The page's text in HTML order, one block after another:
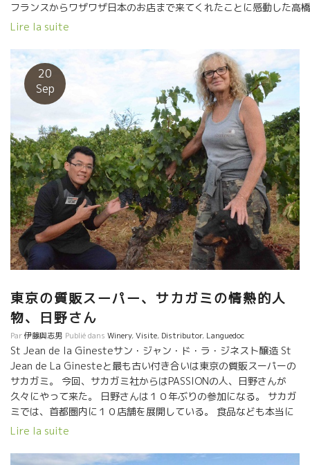
フランスからワザワザ日本のお店まで来てくれたことに感動した高
長。 自分の店にある商品の原点、トレサビリティーを最重要視する
け、ただ本物だけでは、商品は売れていかない。 心から自信をもっ
客様に提供できることが大切。 流石のサカガミ・イズム。 サカガミ
店には、ワイン会やセミナーなど啓蒙するスペースを備えている。
ものを、本物の良さを徹底的に興味あるお客さんにアプローチして
店で売るものには責任がある。やっぱり文句なしに美味しくなけれ
そして、その美味しさの原点をお客様に伝える。ひたすら伝える作
要。 このツアーは、流通業界によくあるメーカーの招待旅行ではあ
せん。 皆、実費を払っての買付の意味を含めた研修、合宿のツアー
す。だから皆、真剣です！
Lire la suite
20
Sep
東京の質販スーパー、サカガミの情熱的人
物、日野さん
Par伊藤與志男 Publié dans Winery,Visite, Distributor, Languedoc
St Jean de la Ginesteサン・ジャン・ド・ラ・ジネスト醸造 St
Jean de La Ginesteと最も古い付き合いは東京の質販スーパーの
サカガミ。 今回、サカガミ社からはPASSIONの人、日野さんが
久々にやって来た。 日野さんは１０年ぶりの参加になる。 サカガ
ミでは、首都圏内に１０店舗を展開している。 食品なども本当に
美味しい本物商品を積極的に販売しているグレードの高い質販ス
術を備えている。 この日野さんが積極的に色んなプロモーション
Lire la suite